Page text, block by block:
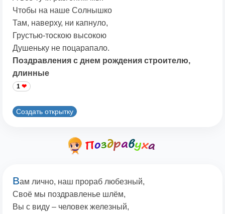
Чтобы на наше Солнышко
Там, наверху, ни капнуло,
Грустью-тоскою высокою
Душеньку не поцарапало.
Поздравления с днем рождения строителю,
длинные
1
Создать открытку
Вам лично, наш прораб любезный,
Своё мы поздравленье шлём,
Вы с виду – человек железный,